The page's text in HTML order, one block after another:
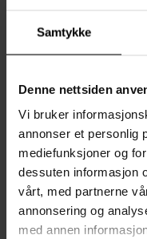
Samtykke
Denne nettsiden
Vi bruker
annonser et personlig
mediefunksjoner og
dessuten informasjon
vårt, med partnerne
annonsering og
med annen
vippemekanismen gjør
HOMCOMs
Funksjoner:
Ergonomisk Design:
tilgjengelig spak for
Vippemekanisme:
pause når du trenger